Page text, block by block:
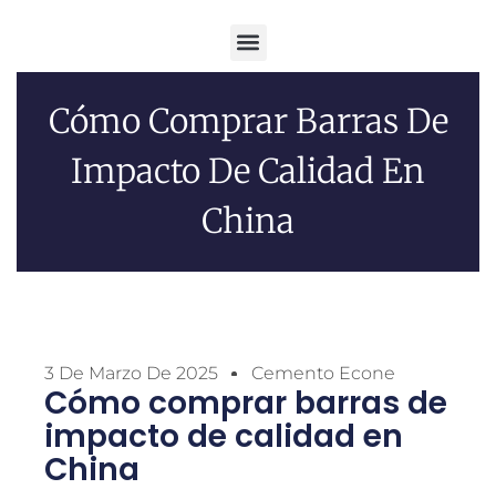
Menú
Cómo Comprar Barras De
Impacto De Calidad En
China
3 De Marzo De 2025 Cemento Econe
Cómo comprar barras de
impacto de calidad en
China